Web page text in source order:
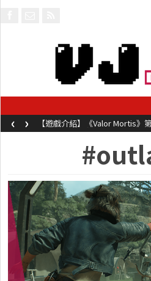
【遊戲介紹】《Valor Mortis》
槍械劍與魔法殺敵
‹ ›